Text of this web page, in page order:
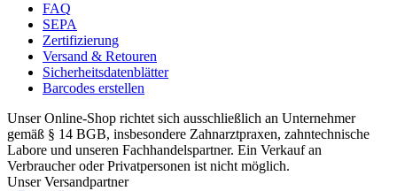
FAQ
SEPA
Zertifizierung
Versand & Retouren
Sicherheitsdatenblätter
Barcodes erstellen
Unser Online-Shop richtet sich ausschließlich an Unternehmer
gemäß § 14 BGB, insbesondere Zahnarztpraxen, zahntechnische
Labore und unseren Fachhandelspartner. Ein Verkauf an
Verbraucher oder Privatpersonen ist nicht möglich.
Unser Versandpartner